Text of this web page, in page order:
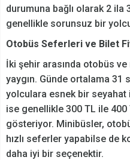
durumuna bağlı olarak 2
genellikle sorunsuz bir
Otobüs Seferleri ve Bilet
İki şehir arasında otobüs
yaygın. Günde ortalama 31
yolculara esnek bir seyahat
ise genellikle 300 TL ile 400
gösteriyor. Minibüsler,
hızlı seferler yapabilse de
daha iyi bir seçenektir.